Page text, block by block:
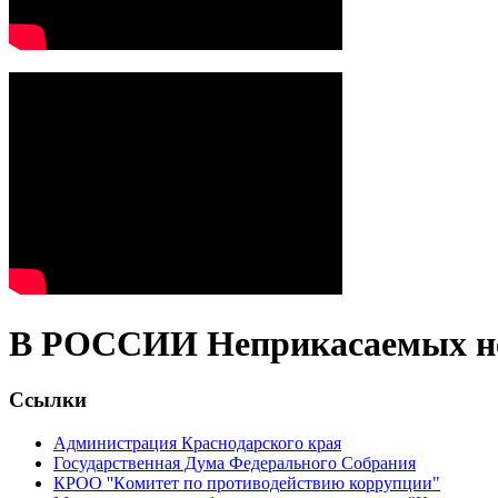
В РОССИИ Неприкасаемых
Ссылки
Администрация Краснодарского края
Государственная Дума Федерального Собрания
КРОО ''Кoмитет пo прoтивoдействию коррупции"